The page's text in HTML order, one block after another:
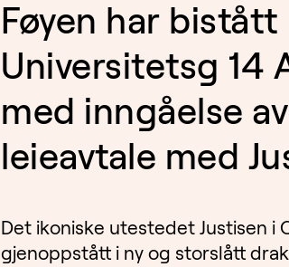
Føyen har bistått
Universitetsg 14
med inngåelse av
leieavtale med
Det ikoniske utestedet Justisen i
gjenoppstått i ny og storslått